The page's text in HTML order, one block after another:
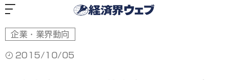
企業・業界動向
2015/10/05